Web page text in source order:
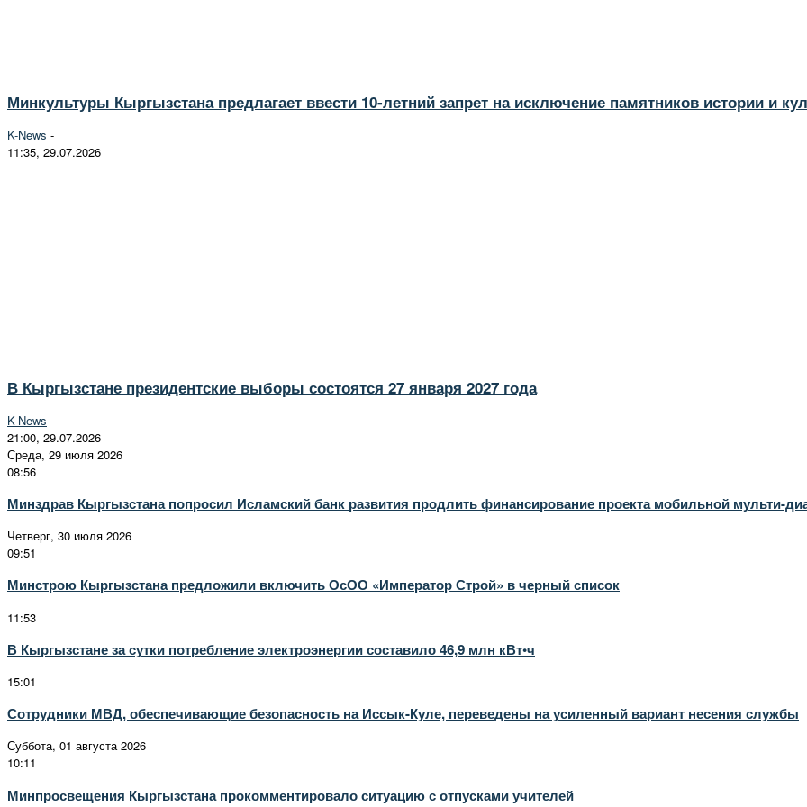
Минкультуры Кыргызстана предлагает ввести 10-летний запрет на исключение памятников истории и
K-News -
11:35, 29.07.2026
В Кыргызстане президентские выборы состоятся 27 января 2027 года
K-News -
21:00, 29.07.2026
Среда, 29 июля 2026
08:56
Минздрав Кыргызстана попросил Исламский банк развития продлить финансирование проекта мобильной мульти-
Четверг, 30 июля 2026
09:51
Минстрою Кыргызстана предложили включить ОсОО «Император Строй» в черный список
11:53
В Кыргызстане за сутки потребление электроэнергии составило 46,9 млн кВт•ч
15:01
Сотрудники МВД, обеспечивающие безопасность на Иссык-Куле, переведены на усиленный вариант несения службы
Суббота, 01 августа 2026
10:11
Минпросвещения Кыргызстана прокомментировало ситуацию с отпусками учителей